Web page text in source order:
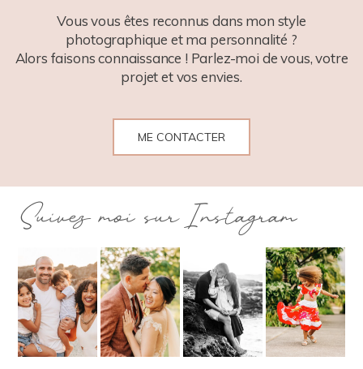
Vous vous êtes reconnus dans mon style
photographique et ma personnalité ?
Alors faisons connaissance ! Parlez-moi de vous, votre
projet et vos envies.
ME CONTACTER
Suivez moi sur Instagram